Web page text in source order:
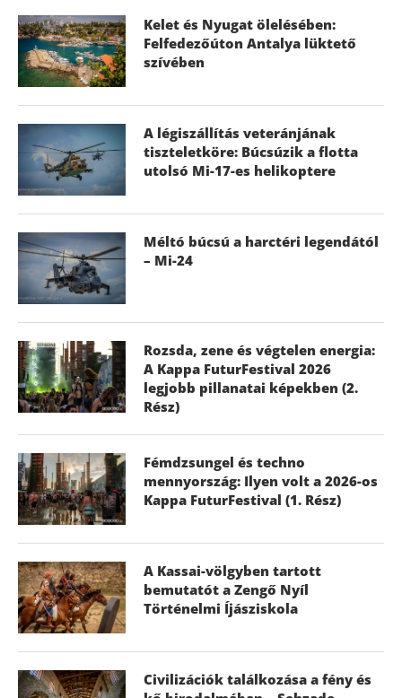
Kelet és Nyugat ölelésében:
Felfedezőúton Antalya lüktető
szívében
A légiszállítás veteránjának
tiszteletköre: Búcsúzik a flotta
utolsó Mi-17-es helikoptere
Méltó búcsú a harctéri legendától
– Mi-24
Rozsda, zene és végtelen energia:
A Kappa FuturFestival 2026
legjobb pillanatai képekben (2.
Rész)
Fémdzsungel és techno
mennyország: Ilyen volt a 2026-os
Kappa FuturFestival (1. Rész)
A Kassai-völgyben tartott
bemutatót a Zengő Nyíl
Történelmi Íjásziskola
Civilizációk találkozása a fény és